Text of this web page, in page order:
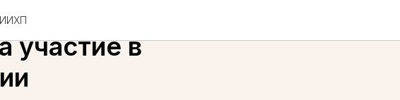
участие в